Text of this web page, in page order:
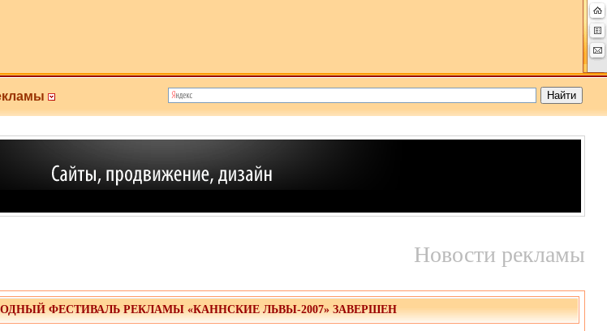
Новости рекламы
ФЕСТИВАЛЬ РЕКЛАМЫ «КАННСКИЕ ЛЬВЫ-2007» ЗАВЕРШЕН